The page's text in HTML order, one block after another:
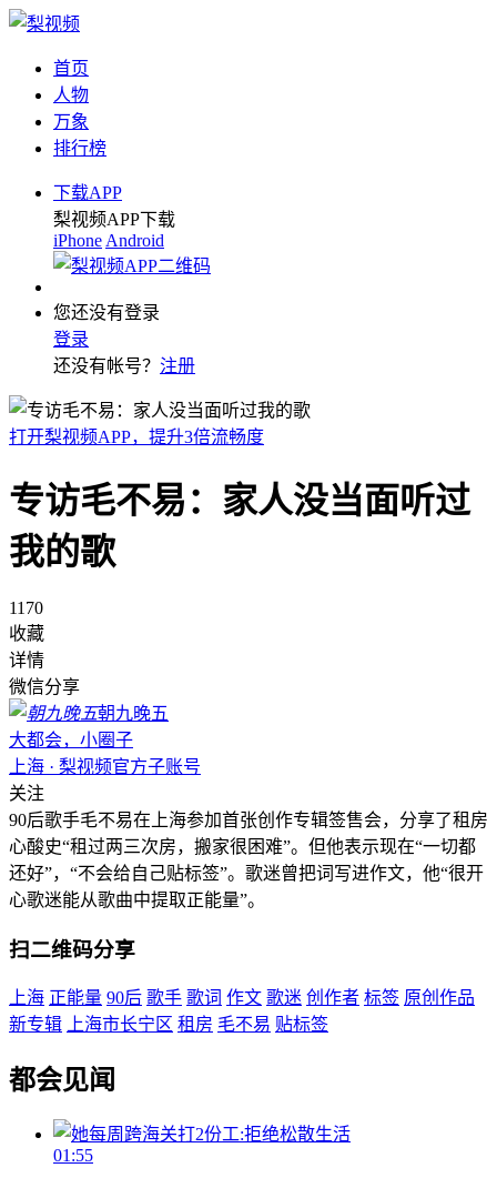
首页
人物
万象
排行榜
下载APP
梨视频APP下载
iPhone Android
您还没有登录
登录
还没有帐号？ 注册
打开梨视频APP，提升3倍流畅度
专访毛不易：家人没当面听过
我的歌
1170
收藏
详情
微信分享
朝九晚五
大都会，小圈子
上海 · 梨视频官方子账号
关注
90后歌手毛不易在上海参加首张创作专辑签售会，分享了租房
心酸史“租过两三次房，搬家很困难”。但他表示现在“一切都
还好”，“不会给自己贴标签”。歌迷曾把词写进作文，他“很开
心歌迷能从歌曲中提取正能量”。
扫二维码分享
上海 正能量 90后 歌手 歌词 作文 歌迷 创作者 标签 原创作品
新专辑
上海市长宁区 租房 毛不易 贴标签
都会见闻
01:55